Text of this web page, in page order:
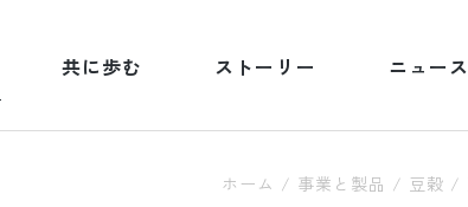
共に歩む ストーリー ニュース
ホーム / 事業と製品 / 豆穀 /